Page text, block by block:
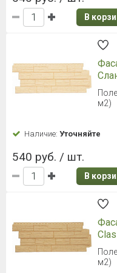
В
м2)
Наличие: Уточняйте
540 руб. / шт.
В
м2)